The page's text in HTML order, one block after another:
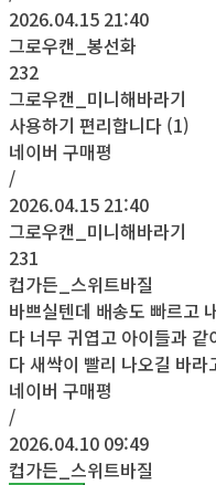
2026.04.15 21:40
그로우캔_봉선화
232
그로우캔_미니해바라기
사용하기 편리합니다 (1)
네이버 구매평
/
2026.04.15 21:40
그로우캔_미니해바라기
231
컵가든_스위트바질
바쁘실텐데 배송도 빠르고
다 너무 귀엽고 아이들과
다 새싹이 빨리 나오길 바
네이버 구매평
/
2026.04.10 09:49
컵가든_스위트바질